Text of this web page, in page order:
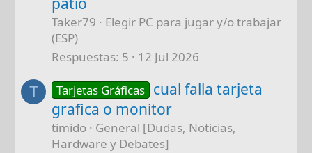
Taker79
Elegir PC para jugar y/o trabajar
(ESP)
Respuestas 5 12 Jul 2026
T Tarjetas Gráficas cual falla tarjeta
grafica o monitor
timido
General [Dudas, Noticias,
Hardware y Debates]